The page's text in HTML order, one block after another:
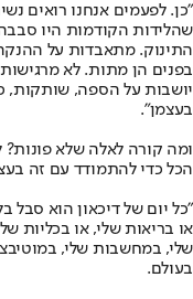
"כן. לפעמים אנחנו רואים
שהלידות הקודמות היו
התינוק. מתאבדות על
בפנים הן מתות. לא
יושבות על הספה, שותקות,
בעצמן".
ומה קורה לאלה שלא פונות?
הכל כדי להתמודד עם זה
"כל יום של דיכאון הוא סבל
או בריאות שלי, או בכליות
שלי, במחשבות שלי,
בעולם.